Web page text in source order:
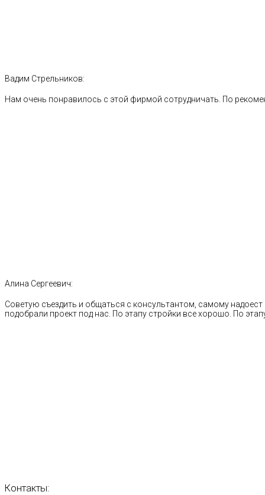
Вадим Стрельников:
Нам очень понравилось с этой фирмой сотрудничать. По
Алина Сергеевич:
Советую съездить и общаться с консультантом, самому
подобрали проект под нас. По этапу стройки все хорошо. По
Контакты: